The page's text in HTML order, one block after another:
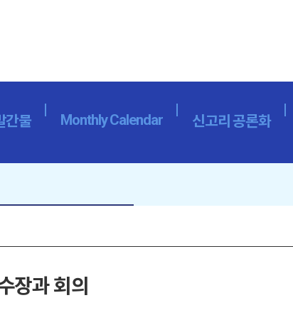
간물 Monthly Calendar 신고리 공론화
장과 회의